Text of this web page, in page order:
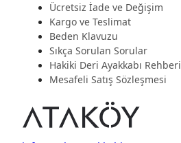
Ücretsiz İade ve Değişim
Kargo ve Teslimat
Beden Klavuzu
Sıkça Sorulan Sorular
Hakiki Deri Ayakkabı Rehberi
Mesafeli Satış Sözleşmesi